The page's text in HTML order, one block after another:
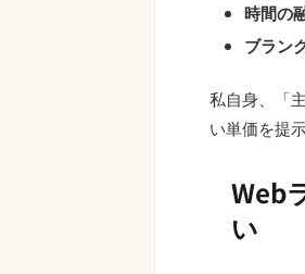
時間の
ブラン
私自身、「
い単価を提
Web
い